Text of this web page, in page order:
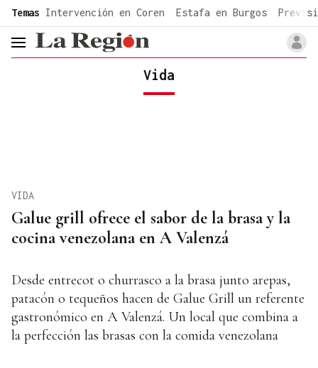
common.go-to-content
Temas Intervención en Coren Estafa en Burgos
header.menu.open
Vida
Galue grill ofrece el sabor de la brasa y la
cocina venezolana en A Valenzá
VIDA
Desde entrecot o churrasco a la brasa junto arepas,
patacón o tequeños hacen de Galue Grill un referente
gastronómico en A Valenzá. Un local que combina a
la perfección las brasas con la comida venezolana